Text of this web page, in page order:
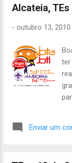
Alcateia, TEs
- outubro 13, 2010
ter
Enviar um